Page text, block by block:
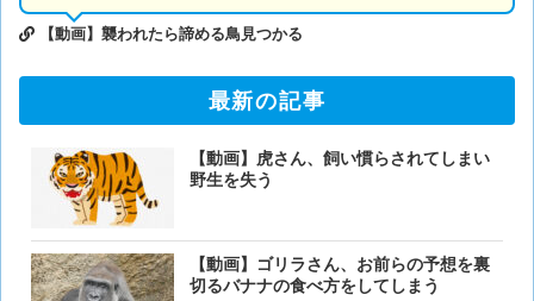
【動画】襲われたら諦める鳥見つかる
最新の記事
【動画】虎さん、飼い慣らされてしまい
野生を失う
【動画】ゴリラさん、お前らの予想を裏
切るバナナの食べ方をしてしまう